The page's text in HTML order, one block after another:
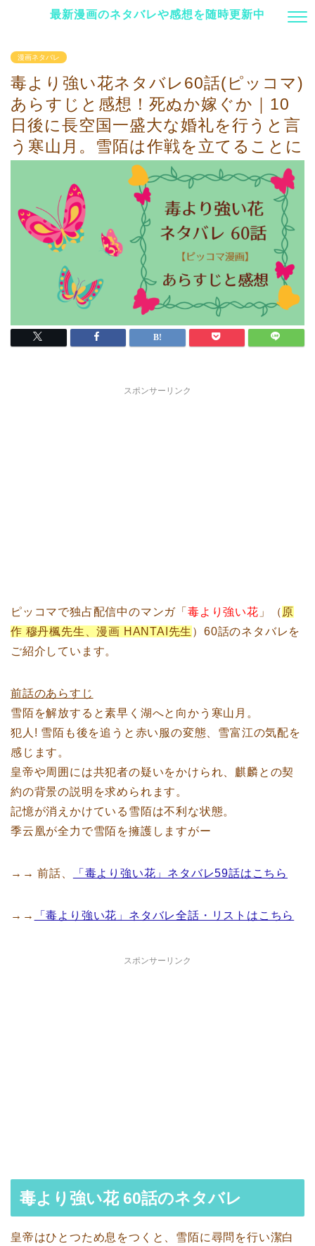
最新漫画のネタバレや感想を随時更新中
漫画ネタバレ
毒より強い花ネタバレ60話(ピッコマ)
あらすじと感想！死ぬか嫁ぐか｜10
日後に長空国一盛大な婚礼を行うと言
う寒山月。雪陌は作戦を立てることに
スポンサーリンク
ピッコマで独占配信中のマンガ「 毒より強い花 」（ 原
作 穆丹楓先生、漫画 HANTAI先生 ）60話のネタバレを
ご紹介しています。
前話のあらすじ
雪陌を解放すると素早く湖へと向かう寒山月。
犯人! 雪陌も後を追うと赤い服の変態、雪富江の気配を
感じます。
皇帝や周囲には共犯者の疑いをかけられ、麒麟との契
約の背景の説明を求められます。
記憶が消えかけている雪陌は不利な状態。
季云凰が全力で雪陌を擁護しますがー
→→ 前話、 「毒より強い花」ネタバレ59話はこちら
→→ 「毒より強い花」ネタバレ全話・リストはこちら
スポンサーリンク
毒より強い花 60話のネタバレ
皇帝はひとつため息をつくと、雪陌に尋問を行い潔白